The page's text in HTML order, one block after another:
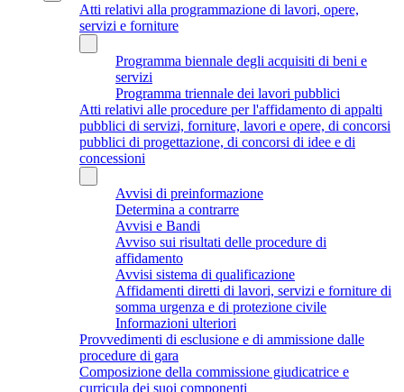
Atti relativi alla programmazione di lavori, opere,
servizi e forniture
Programma biennale degli acquisiti di beni e
servizi
Programma triennale dei lavori pubblici
Atti relativi alle procedure per l'affidamento di appalti
pubblici di servizi, forniture, lavori e opere, di concorsi
pubblici di progettazione, di concorsi di idee e di
concessioni
Avvisi di preinformazione
Determina a contrarre
Avvisi e Bandi
Avviso sui risultati delle procedure di
affidamento
Avvisi sistema di qualificazione
Affidamenti diretti di lavori, servizi e forniture di
somma urgenza e di protezione civile
Informazioni ulteriori
Provvedimenti di esclusione e di ammissione dalle
procedure di gara
Composizione della commissione giudicatrice e
curricula dei suoi componenti